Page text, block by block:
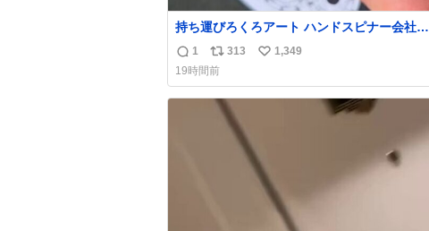
持ち運びろくろアート ハンドスピナー会社の
偉い人、見てください。
返
信
数
1
リ
ポ
ス
ト
313
い
ね
1,349
19時間前